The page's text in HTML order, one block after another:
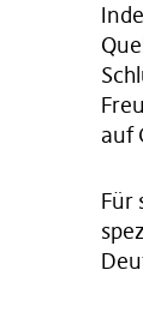
auf
Für